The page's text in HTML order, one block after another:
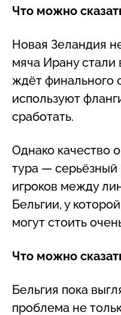
Что можно
Новая Зеландия
мяча Ирану стали
ждёт финального
используют
сработать.
Однако качество
тура — серьёзный
игроков между
Бельгии, у
могут стоить
Что можно
Бельгия пока
проблема не